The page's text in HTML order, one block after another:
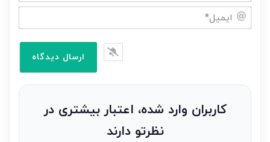
نام
خود
نظر
کاربران وارد شده، اعتبار بیشتری در
نظرتو دارند